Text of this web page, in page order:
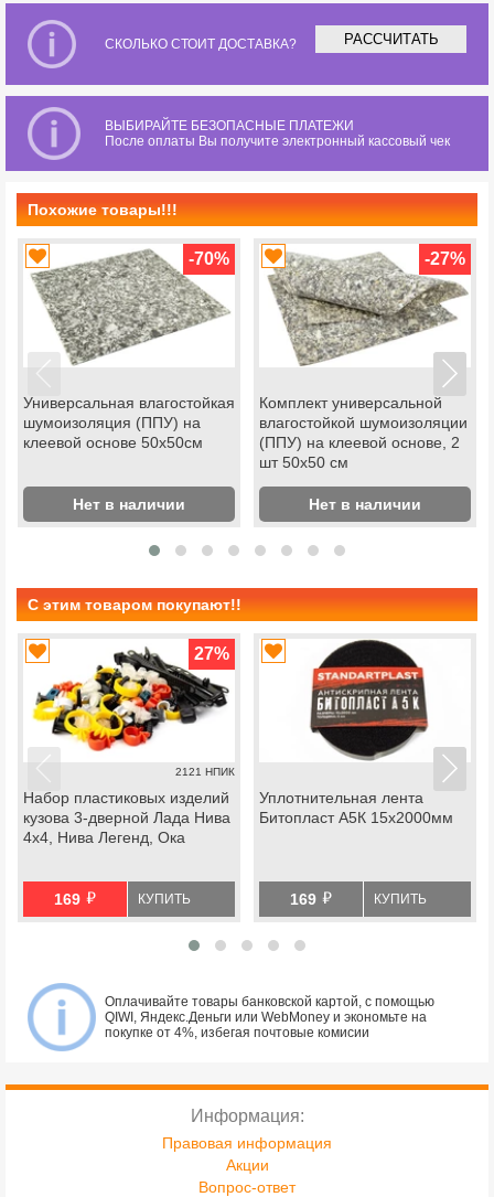
СКОЛЬКО СТОИТ ДОСТАВКА? РАССЧИТАТЬ
ВЫБИРАЙТЕ БЕЗОПАСНЫЕ ПЛАТЕЖИ
После оплаты Вы получите электронный кассовый чек
Похожие товары!!!
-70%
Универсальная влагостойкая
шумоизоляция (ППУ) на
клеевой основе 50х50см
Нет в наличии
-27%
Комплект универсальной
влагостойкой шумоизоляции
(ППУ) на клеевой основе, 2
шт 50х50 см
Нет в наличии
С этим товаром покупают!!
27%
2121 НПИК
Набор пластиковых изделий
кузова 3-дверной Лада Нива
4х4, Нива Легенд, Ока
169 й КУПИТЬ
Уплотнительная лента
Битопласт А5К 15х2000мм
169 й КУПИТЬ
Оплачивайте товары банковской картой, с помощью
QIWI, Яндекс.Деньги или WebMoney и экономьте на
покупке от 4%, избегая почтовые комисии
Информация:
Правовая информация
Акции
Вопрос-ответ